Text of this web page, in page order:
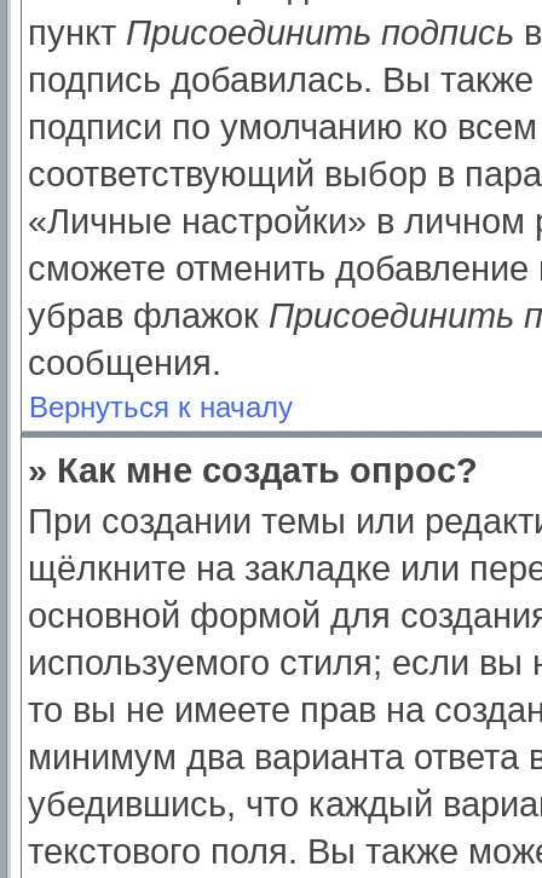
пункт Присоединить подпись
подпись добавилась. Вы
подписи по умолчанию ко
соответствующий выбор в
«Личные настройки» в
сможете отменить
убрав флажок Присоединить
сообщения.
Вернуться к началу
» Как мне создать опрос?
При создании темы или
щёлкните на закладке или
основной формой для
используемого стиля; если
то вы не имеете прав на
минимум два варианта ответа
убедившись, что каждый
текстового поля. Вы также